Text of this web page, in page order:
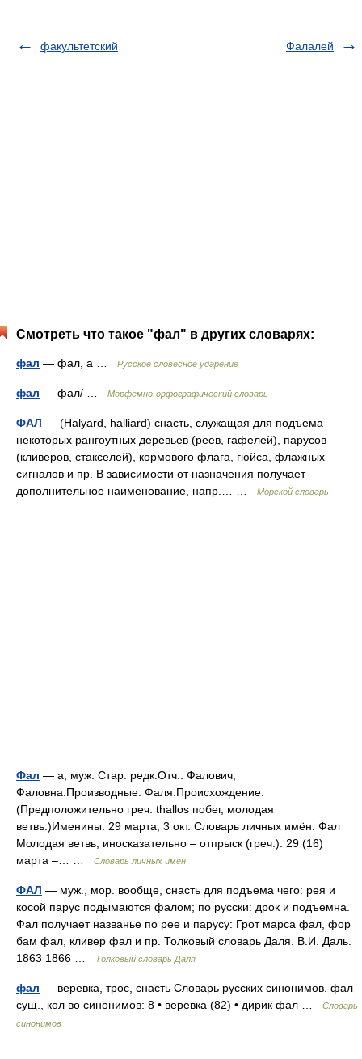
факультетский Фалалей
Смотреть что такое "фал" в других словарях:
фал — фал, а … Русское словесное ударение
фал — фал/ … Морфемно-орфографический словарь
ФАЛ — (Halyard, halliard) снасть, служащая для подъема
некоторых рангоутных деревьев (реев, гафелей), парусов
(кливеров, стакселей), кормового флага, гюйса, флажных
сигналов и пр. В зависимости от назначения получает
дополнительное наименование, напр.… …
Морской словарь
Фал — а, муж. Стар. редк.Отч.: Фалович,
Фаловна.Производные: Фаля.Происхождение:
(Предположительно греч. thallos побег, молодая
ветвь.)Именины: 29 марта, 3 окт. Словарь личных имён. Фал
Молодая ветвь, иносказательно – отпрыск (греч.). 29 (16)
марта –… …
Словарь личных имен
ФАЛ — муж., мор. вообще, снасть для подъема чего: рея и
косой парус подымаются фалом; по русски: дрок и подъемна.
Фал получает названье по рее и парусу: Грот марса фал, фор
бам фал, кливер фал и пр. Толковый словарь Даля. В.И. Даль.
1863 1866 …
Толковый словарь Даля
фал — веревка, трос, снасть Словарь русских синонимов. фал
сущ., кол во синонимов: 8 • веревка (82) • дирик фал …
Словарь
синонимов